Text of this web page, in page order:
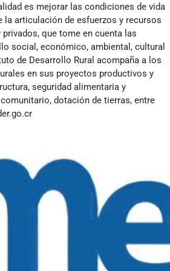
es mejorar las condiciones de vida
la articulación de esfuerzos y recursos
que tome en cuenta las
social, económico, ambiental, cultural
de Desarrollo Rural acompaña a los
en sus proyectos productivos y
seguridad alimentaria y
dotación de tierras, entre